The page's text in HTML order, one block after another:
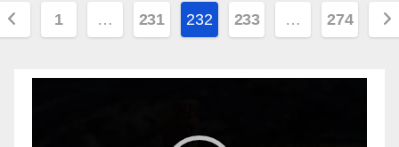
1 … 231 232 233 … 274